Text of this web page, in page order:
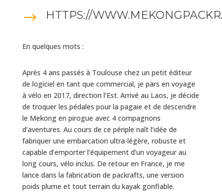
$ HTTPS://
En quelques mots :
Après 4 ans passés à Toulouse chez un petit éditeur
de logiciel en tant que commercial, je pars en voyage
à vélo en 2017, direction l’Est. Arrivé au Laos, je décide
de troquer les pédales pour la pagaie et de descendre
le Mekong en pirogue avec 4 compagnons
d’aventures. Au cours de ce périple naît l’idée de
fabriquer une embarcation ultra-légère, robuste et
capable d’emporter l’équipement d’un voyageur au
long cours, vélo inclus. De retour en France, je me
lance dans la fabrication de packrafts, une version
poids plume et tout terrain du kayak gonflable.